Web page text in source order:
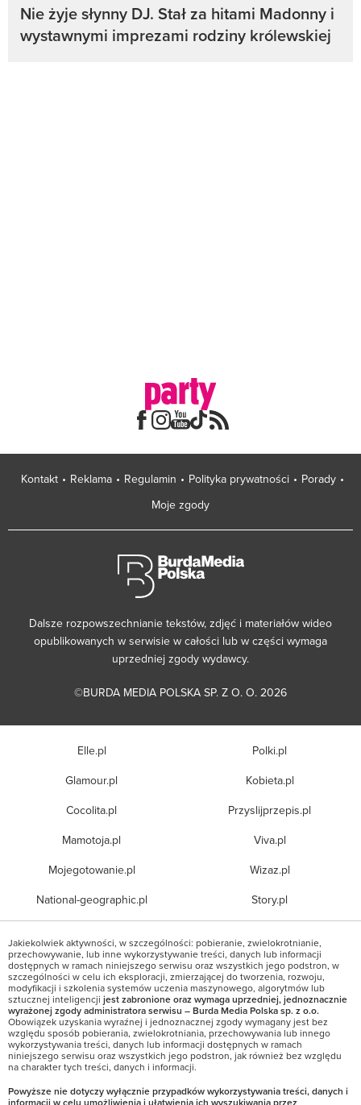
Nie żyje słynny DJ. Stał za hitami Madonny i
wystawnymi imprezami rodziny królewskiej
Kontakt Reklama Regulamin Polityka prywatności
Porady
Moje zgody
Dalsze rozpowszechnianie tekstów, zdjęć i materiałów wideo
opublikowanych w serwisie w całości lub w części wymaga
uprzedniej zgody wydawcy.
©BURDA MEDIA POLSKA SP. Z O. O. 2026
Elle.pl
Glamour.pl
Cocolita.pl
Mamotoja.pl
Mojegotowanie.pl
National-geographic.pl
Polki.pl
Kobieta.pl
Przyslijprzepis.pl
Viva.pl
Wizaz.pl
Story.pl
Jakiekolwiek aktywności, w szczególności: pobieranie, zwielokrotnianie,
przechowywanie, lub inne wykorzystywanie treści, danych lub informacji
dostępnych w ramach niniejszego serwisu oraz wszystkich jego podstron, w
szczególności w celu ich eksploracji, zmierzającej do tworzenia, rozwoju,
modyfikacji i szkolenia systemów uczenia maszynowego, algorytmów lub
sztucznej inteligencji jest zabronione oraz wymaga uprzedniej, jednoznacznie
wyrażonej zgody administratora serwisu – Burda Media Polska sp. z o.o.
Obowiązek uzyskania wyraźnej i jednoznacznej zgody wymagany jest bez
względu sposób pobierania, zwielokrotniania, przechowywania lub innego
wykorzystywania treści, danych lub informacji dostępnych w ramach
niniejszego serwisu oraz wszystkich jego podstron, jak również bez względu
na charakter tych treści, danych i informacji.
Powyższe nie dotyczy wyłącznie przypadków wykorzystywania treści, danych i